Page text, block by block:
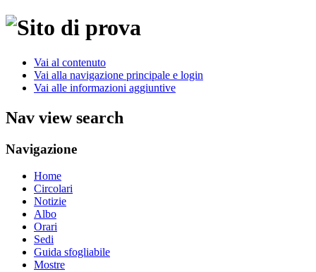
Vai al contenuto
Vai alla navigazione principale e login
Vai alle informazioni aggiuntive
Nav view search
Navigazione
Home
Circolari
Notizie
Albo
Orari
Sedi
Guida sfogliabile
Mostre